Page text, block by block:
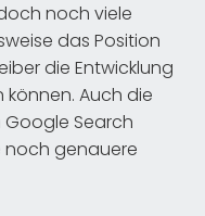
noch viele
das Position
die Entwicklung
können. Auch die
Search
genauere